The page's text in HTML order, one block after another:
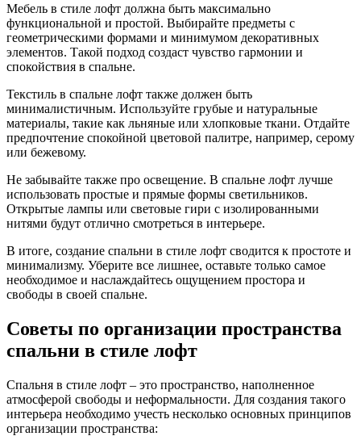
Мебель в стиле лофт должна быть максимально
функциональной и простой. Выбирайте предметы с
геометрическими формами и минимумом декоративных
элементов. Такой подход создаст чувство гармонии и
спокойствия в спальне.
Текстиль в спальне лофт также должен быть
минималистичным. Используйте грубые и натуральные
материалы, такие как льняные или хлопковые ткани. Отдайте
предпочтение спокойной цветовой палитре, например, серому
или бежевому.
Не забывайте также про освещение. В спальне лофт лучше
использовать простые и прямые формы светильников.
Открытые лампы или световые гири с изолированными
нитями будут отлично смотреться в интерьере.
В итоге, создание спальни в стиле лофт сводится к простоте и
минимализму. Уберите все лишнее, оставьте только самое
необходимое и наслаждайтесь ощущением простора и
свободы в своей спальне.
Советы по организации пространства
спальни в стиле лофт
Спальня в стиле лофт – это пространство, наполненное
атмосферой свободы и неформальности. Для создания такого
интерьера необходимо учесть несколько основных принципов
организации пространства: